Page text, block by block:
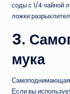
соды с 1/4 чайной
ложки
3.
мука
Если вы